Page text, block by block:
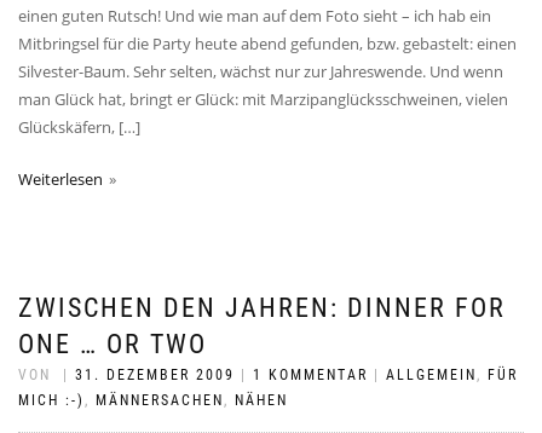
einen guten Rutsch! Und wie man auf dem Foto sieht – ich hab ein
Mitbringsel für die Party heute abend gefunden, bzw. gebastelt: einen
Silvester-Baum. Sehr selten, wächst nur zur Jahreswende. Und wenn
man Glück hat, bringt er Glück: mit Marzipanglücksschweinen, vielen
Glückskäfern, […]
Weiterlesen
ZWISCHEN DEN JAHREN: DINNER FOR
ONE … OR TWO
VON 31. DEZEMBER 2009 1 KOMMENTAR ALLGEMEIN ,
FÜR
MICH :-) , MÄNNERSACHEN , NÄHEN